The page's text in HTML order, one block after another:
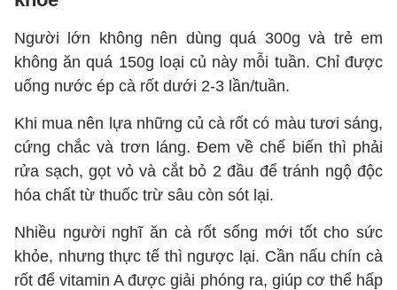
Người lớn không nên dùng quá 300g và trẻ em
không ăn quá 150g loại củ này mỗi tuần. Chỉ được
uống nước ép cà rốt dưới 2-3 lần/tuần.
Khi mua nên lựa những củ cà rốt có màu tươi sáng,
cứng chắc và trơn láng. Đem về chế biến thì phải
rửa sạch, gọt vỏ và cắt bỏ 2 đầu để tránh ngộ độc
hóa chất từ thuốc trừ sâu còn sót lại.
Nhiều người nghĩ ăn cà rốt sống mới tốt cho sức
khỏe, nhưng thực tế thì ngược lại. Cần nấu chín cà
rốt để vitamin A được giải phóng ra, giúp cơ thể hấp